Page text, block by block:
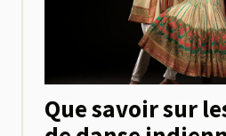
Que savoir sur